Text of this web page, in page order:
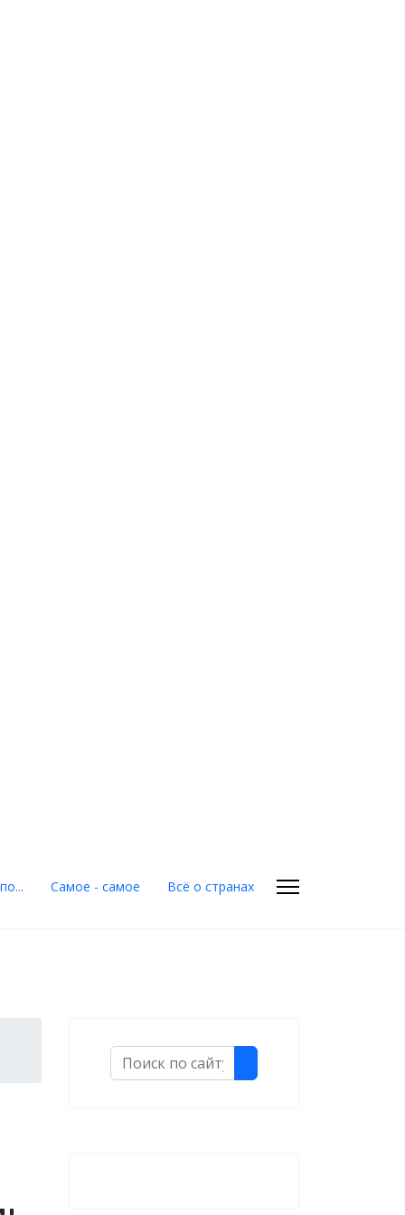
Самое - самое Всё о странах
Поиск